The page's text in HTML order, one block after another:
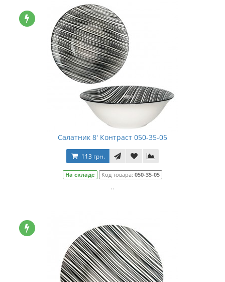
Салатник 8' Контраст 050-35-05
113 грн.
На складе Код товара: 050-35-05
..